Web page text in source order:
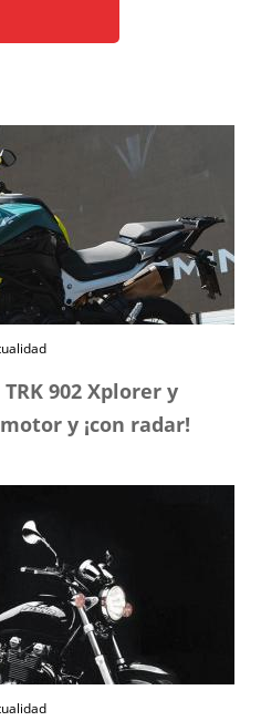
902 Xplorer y
y ¡con radar!